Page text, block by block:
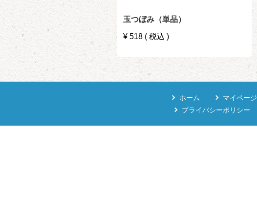
玉つぼみ（単品）
¥ 518 税込
ホーム マイページ
プライバシーポリシー